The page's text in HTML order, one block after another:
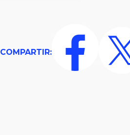
COMPARTIR: